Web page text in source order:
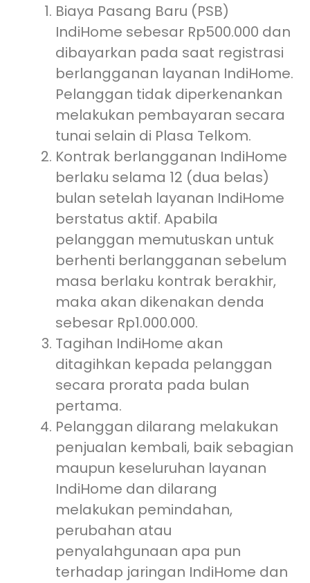
Biaya Pasang Baru (PSB)
IndiHome sebesar Rp500.000 dan
dibayarkan pada saat registrasi
berlangganan layanan IndiHome.
Pelanggan tidak diperkenankan
melakukan pembayaran secara
tunai selain di Plasa Telkom.
Kontrak berlangganan IndiHome
berlaku selama 12 (dua belas)
bulan setelah layanan IndiHome
berstatus aktif. Apabila
pelanggan memutuskan untuk
berhenti berlangganan sebelum
masa berlaku kontrak berakhir,
maka akan dikenakan denda
sebesar Rp1.000.000.
Tagihan IndiHome akan
ditagihkan kepada pelanggan
secara prorata pada bulan
pertama.
Pelanggan dilarang melakukan
penjualan kembali, baik sebagian
maupun keseluruhan layanan
IndiHome dan dilarang
melakukan pemindahan,
perubahan atau
penyalahgunaan apa pun
terhadap jaringan IndiHome dan